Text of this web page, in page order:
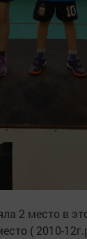
2 место в
( 2010-